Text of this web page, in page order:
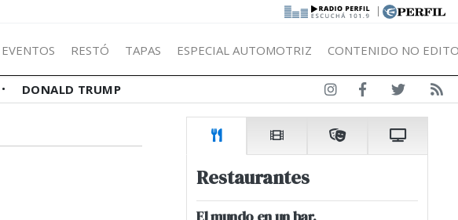
|
EVENTOS RESTÓ TAPAS ESPECIAL AUTOMOTRIZ CONTENIDO NO
DONALD TRUMP
Restaurantes